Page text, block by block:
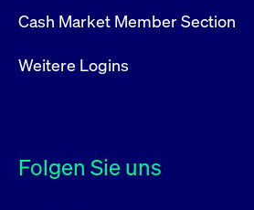
Cash Market Member Section
Weitere Logins
Folgen Sie uns